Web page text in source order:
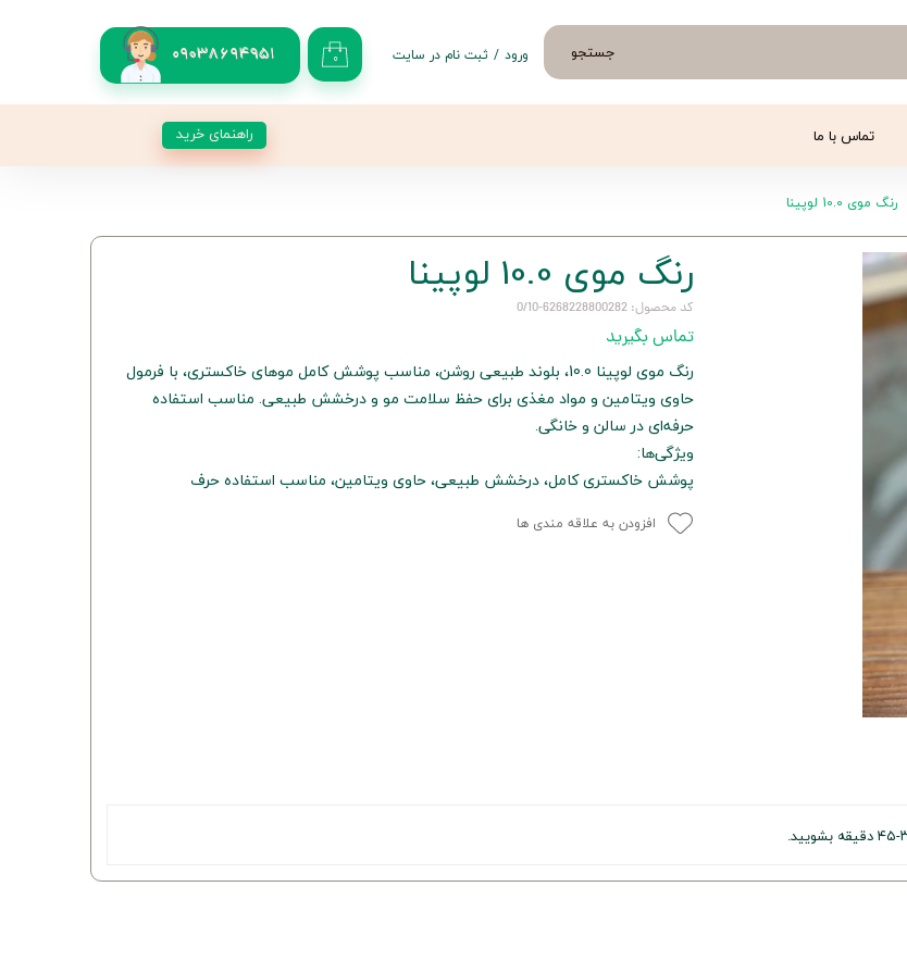
09038694951 جستجو ۰ ورود / ثبت نام در سایت
تماس با ما راهنمای خرید
رنگ موی 10.0 لوپینا
رنگ موی 10.0 لوپینا
کد محصول: 6268228800282-0/10
تماس بگیرید
رنگ موی لوپینا 10.0، بلوند طبیعی روشن، مناسب پوشش کامل موهای خاکستری، با فرمول
حاوی ویتامین و مواد مغذی برای حفظ سلامت مو و درخشش طبیعی. مناسب استفاده
حرفه‌ای در سالن و خانگی.
ویژگی‌ها:
پوشش خاکستری کامل، درخشش طبیعی، حاوی ویتامین، مناسب استفاده حرف
افزودن به علاقه مندی ها